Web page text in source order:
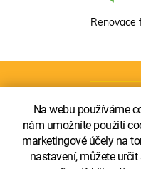
Na webu používáme
nám umožníte použití
marketingové účely na
nastavení, můžete
Renovace
Copyright ©